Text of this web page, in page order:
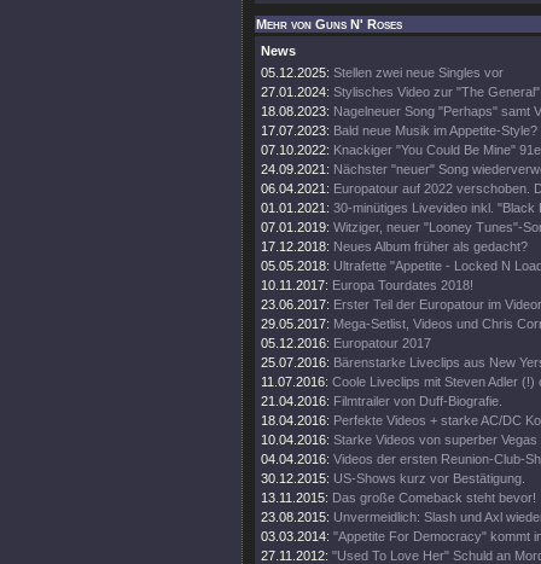
Mehr von Guns N' Roses
News
05.12.2025: Stellen zwei neue Singles vor
27.01.2024: Stylisches Video zur "The General"
18.08.2023: Nagelneuer Song "Perhaps" samt
17.07.2023: Bald neue Musik im Appetite-Style?
07.10.2022: Knackiger "You Could Be Mine"
24.09.2021: Nächster "neuer" Song
06.04.2021: Europatour auf 2022 verschoben.
01.01.2021: 30-minütiges Livevideo inkl. "Black
07.01.2019: Witziger, neuer "Looney Tunes"-
17.12.2018: Neues Album früher als gedacht?
05.05.2018: Ultrafette "Appetite - Locked N
10.11.2017: Europa Tourdates 2018!
23.06.2017: Erster Teil der Europatour im
29.05.2017: Mega-Setlist, Videos und Chris
05.12.2016: Europatour 2017
25.07.2016: Bärenstarke Liveclips aus New
11.07.2016: Coole Liveclips mit Steven Adler (!)
21.04.2016: Filmtrailer von Duff-Biografie.
18.04.2016: Perfekte Videos + starke AC/DC
10.04.2016: Starke Videos von superber Vegas
04.04.2016: Videos der ersten Reunion-Club-
30.12.2015: US-Shows kurz vor Bestätigung.
13.11.2015: Das große Comeback steht bevor!
23.08.2015: Unvermeidlich: Slash und Axl
03.03.2014: "Appetite For Democracy" kommt
27.11.2012: "Used To Love Her" Schuld an